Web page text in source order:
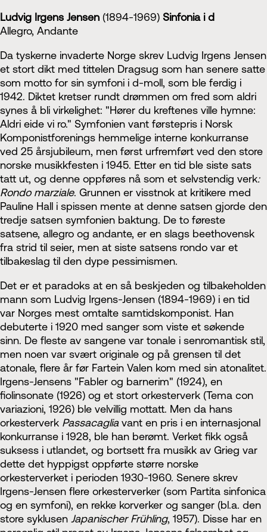
Ludvig Irgens Jensen (1894-1969) Sinfonia i d
Allegro, Andante
Da tyskerne invaderte Norge skrev Ludvig Irgens Jensen
et stort dikt med tittelen Dragsug som han senere satte
som motto for sin symfoni i d-moll, som ble ferdig i
1942. Diktet kretser rundt drømmen om fred som aldri
synes å bli virkelighet: "Hører du kreftenes ville hymne:
Aldri eide vi ro." Symfonien vant førstepris i Norsk
Komponistforenings hemmelige interne konkurranse
ved 25 årsjubileum, men først urfremført ved den store
norske musikkfesten i 1945. Etter en tid ble siste sats
tatt ut, og denne oppføres nå som et selvstendig verk:
Rondo marziale. Grunnen er visstnok at kritikere med
Pauline Hall i spissen mente at denne satsen gjorde den
tredje satsen symfonien baktung. De to føreste
satsene, allegro og andante, er en slags beethovensk
fra strid til seier, men at siste satsens rondo var et
tilbakeslag til den dype pessimismen.
Det er et paradoks at en så beskjeden og tilbakeholden
mann som Ludvig Irgens-Jensen (1894-1969) i en tid
var Norges mest omtalte samtidskomponist. Han
debuterte i 1920 med sanger som viste et søkende
sinn. De fleste av sangene var tonale i senromantisk stil,
men noen var svært originale og på grensen til det
atonale, flere år før Fartein Valen kom med sin atonalitet.
Irgens-Jensens "Fabler og barnerim" (1924), en
fiolinsonate (1926) og et stort orkesterverk (Tema con
variazioni, 1926) ble velvillig mottatt. Men da hans
orkesterverk Passacaglia vant en pris i en internasjonal
konkurranse i 1928, ble han berømt. Verket fikk også
suksess i utlandet, og bortsett fra musikk av Grieg var
dette det hyppigst oppførte større norske
orkesterverket i perioden 1930-1960. Senere skrev
Irgens-Jensen flere orkesterverker (som Partita sinfonica
og en symfoni), en rekke korverker og sanger (bl.a. den
store syklusen Japanischer Frühling, 1957). Disse har en